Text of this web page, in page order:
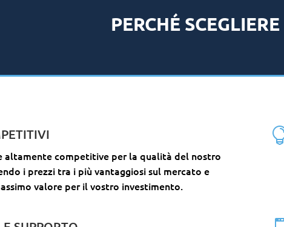
PERCHÉ
competitive per la qualità del nostro
i prezzi tra i più vantaggiosi sul mercato e
valore per il vostro investimento.